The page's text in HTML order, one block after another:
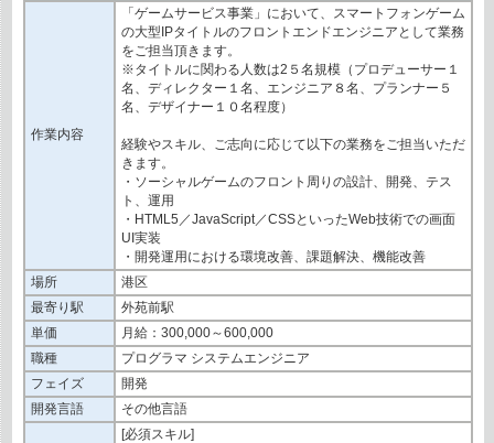
作業内容
「ゲームサービス事業」において、スマートフォンゲーム
の大型IPタイトルのフロントエンドエンジニアとして業務
をご担当頂きます。
※タイトルに関わる人数は2５名規模（プロデューサー１
名、ディレクター１名、エンジニア８名、プランナー５
名、デザイナー１０名程度）
経験やスキル、ご志向に応じて以下の業務をご担当いただ
きます。
・ソーシャルゲームのフロント周りの設計、開発、テス
ト、運用
・HTML5／JavaScript／CSSといったWeb技術での画面
UI実装
・開発運用における環境改善、課題解決、機能改善
場所
港区
最寄り駅
外苑前駅
単価
月給：300,000～600,000
職種
プログラマ システムエンジニア
フェイズ
開発
開発言語
その他言語
[必須スキル]